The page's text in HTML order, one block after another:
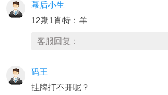
幕后小生
12期1肖特：羊
客服回复：
码王
挂牌打不开呢？